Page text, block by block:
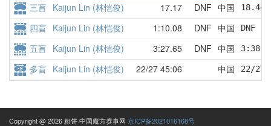
三盲 Kaijun Lin (林恺俊) 17.17 DNF 中国
四盲 Kaijun Lin (林恺俊) 1:10.08 DNF 中国 DNF
五盲 Kaijun Lin (林恺俊) 3:27.65 DNF 中国
多盲 Kaijun Lin (林恺俊) 22/27 45:06 中国 22/27
Copyright @ 2026 粗饼·中国魔方赛事网 京ICP备2021016168号